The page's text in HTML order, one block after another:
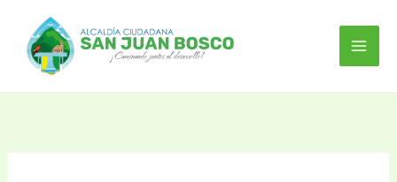
contenido
por: